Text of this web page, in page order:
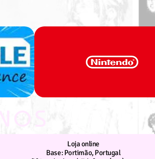
Loja online
Base: Portimão, Portugal